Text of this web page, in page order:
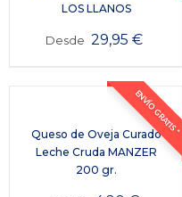
LOS LLANOS
Desde 29,95€
ENVÍO GRATIS *
Queso de Oveja Curado
Leche Cruda MANZER
200 gr.